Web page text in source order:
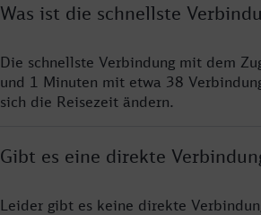
Was ist die schnellste
Die schnellste Verbindung mit dem
und 1 Minuten mit etwa 38
sich die Reisezeit ändern.
Gibt es eine direkte
Leider gibt es keine direkte